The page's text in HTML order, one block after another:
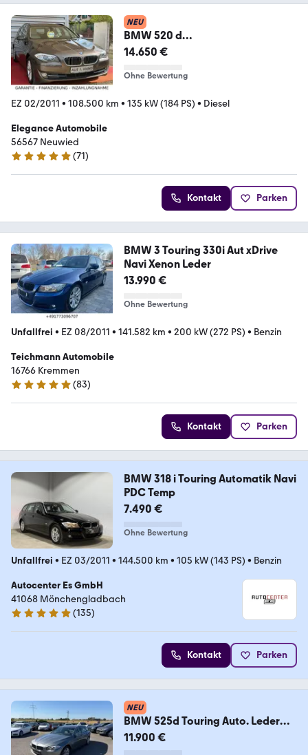
NEU
BMW 520 d
Touring/Scheckheft/1.Hand/Gara
14.650 €
Ohne Bewertung
EZ 02/2011 • 108.500 km • 135 kW (184 PS) • Diesel
Elegance Automobile
56567 Neuwied
4.8 Sterne
(71)
Kontakt Parken
BMW 3 Touring 330i Aut xDrive
Navi Xenon Leder
13.990 €
Ohne Bewertung
Unfallfrei • EZ 08/2011 • 141.582 km • 200 kW (272 PS) • Benzin
Teichmann Automobile
16766 Kremmen
4.8 Sterne
(83)
Kontakt Parken
BMW 318 i Touring Automatik Navi
PDC Temp
7.490 €
Ohne Bewertung
Unfallfrei • EZ 03/2011 • 144.500 km • 105 kW (143 PS) • Benzin
Autocenter Es GmbH
41068 Mönchengladbach
5 Sterne
(135)
Kontakt Parken
NEU
BMW 525d Touring Auto. Leder
Xenon Navi Prof.2.Hand
11.900 €